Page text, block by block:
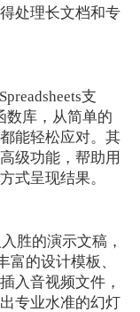
处理长文档和专
支
数库，从简单的
能轻松应对。其
级功能，帮助用
式呈现结果。
胜的演示文稿，
富的设计模板、
入音视频文件，
专业水准的幻灯